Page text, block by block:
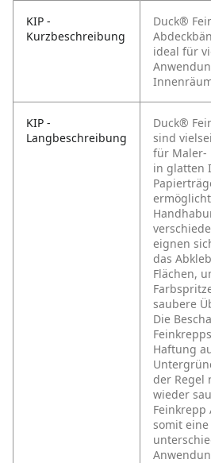
KIP -
Kurzbeschreibung
Duck®
ideal für
KIP -
Langbeschreibung
Duck®
sind
für Maler-
in glatten
eignen
das
Flächen,
saubere
Die
Haftung
der Regel
wieder
Feinkrepp
somit